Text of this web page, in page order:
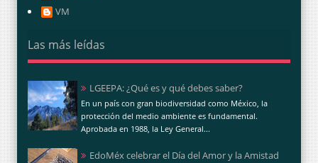
VM
Las más leídas
LGEEPA: ¿Qué es y qué debes saber?
En un país con gran biodiversidad como México, la
protección del medio ambiente es fundamental.
Aprobada en 1988, la Ley General...
EdoMéx celebrar el Día del Amor y la Amistad